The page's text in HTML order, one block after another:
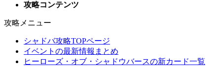
攻略コンテンツ
攻略メニュー
シャドバ攻略TOPページ
イベントの最新情報まとめ
ヒーローズ・オブ・シャドウバースの新カード一覧